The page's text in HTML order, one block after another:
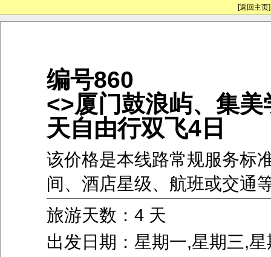
[返回主页]
编号860
<>厦门鼓浪屿、集美
天自由行双飞4日
该价格是本线路常规服务标
间、酒店星级、航班或交通
旅游天数：4 天
出发日期：星期一,星期三,